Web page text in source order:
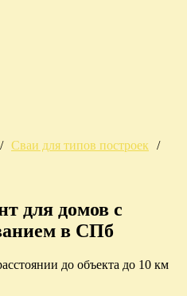
/ Сваи для типов построек
/
для домов c
в СПб
до объекта до 10 км